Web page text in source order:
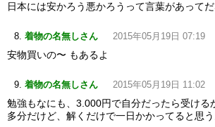
日本には安かろう悪かろうって言葉があってだ
着物の名無しさん 2015年05月19日 07:19
安物買いの〜 もあるよ
着物の名無しさん 2015年05月19日 11:02
勉強もなにも、3.000円で自分だったら受ける
多分だけど、解くだけで一日かかってると思う